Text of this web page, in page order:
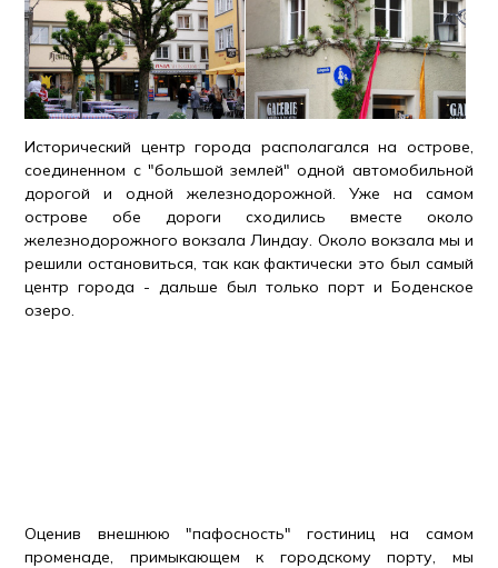
Исторический центр города располагался на острове,
соединенном с "большой землей" одной автомобильной
дорогой и одной железнодорожной. Уже на самом
острове обе дороги сходились вместе около
железнодорожного вокзала Линдау. Около вокзала мы и
решили остановиться, так как фактически это был самый
центр города - дальше был только порт и Боденское
озеро.
Оценив внешнюю "пафосность" гостиниц на самом
променаде, примыкающем к городскому порту, мы